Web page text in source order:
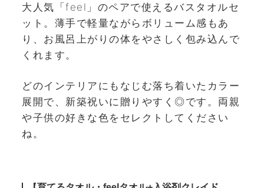
大人気「feel」のペアで使えるバスタオルセ
ット。薄手で軽量ながらボリューム感もあ
り、お風呂上がりの体をやさしく包み込んで
くれます。
どのインテリアにもなじむ落ち着いたカラー
展開で、新築祝いに贈りやすく◎です。両親
や子供の好きな色をセレクトしてください
ね。